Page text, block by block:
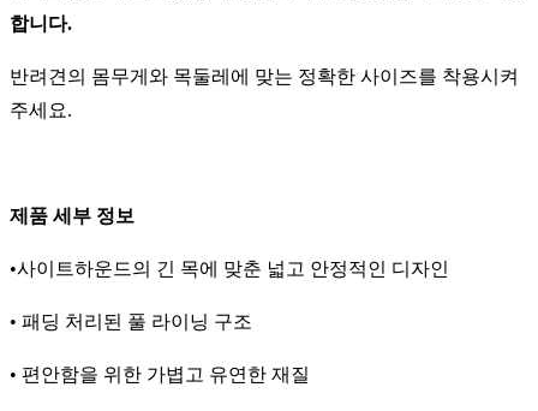
합니다.
반려견의 몸무게와 목둘레에 맞는 정확한 사이즈를 착용시켜
주세요.
제품 세부 정보
•사이트하운드의 긴 목에 맞춘 넓고 안정적인 디자인
• 패딩 처리된 풀 라이닝 구조
• 편안함을 위한 가볍고 유연한 재질